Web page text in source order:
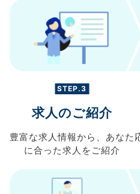
STEP.3
求人のご紹介
豊富な求人情報から、 あなた
に合った求人を ご紹介